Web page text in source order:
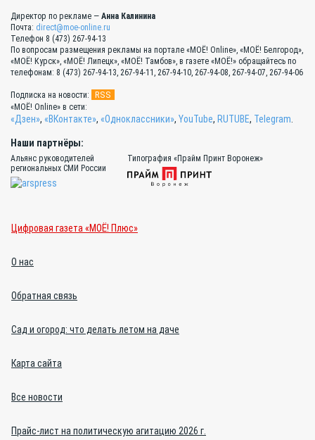
Директор по рекламе — Анна Калинина
Почта: direct@moe-online.ru
Телефон 8 (473) 267-94-13
По вопросам размещения рекламы на портале «МОЁ! Online», «МОЁ! Белгород»,
«МОЁ! Курск», «МОЁ! Липецк», «МОЁ! Тамбов», в газете «МОЁ!» обращайтесь по
телефонам: 8 (473) 267-94-13, 267-94-11, 267-94-10, 267-94-08, 267-94-07, 267-94-06
Подписка на новости: RSS
«МОЁ! Online» в сети:
«Дзен», «ВКонтакте», «Одноклассники», YouTube, RUTUBE, Telegram
Наши партнёры:
Альянс руководителей
региональных СМИ России
Типография «Прайм Принт Воронеж»
Цифровая газета «МОЁ! Плюс»
О нас
Обратная связь
Сад и огород: что делать летом на даче
Карта сайта
Все новости
Прайс-лист на политическую агитацию 2026 г.